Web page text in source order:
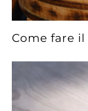
Come fare